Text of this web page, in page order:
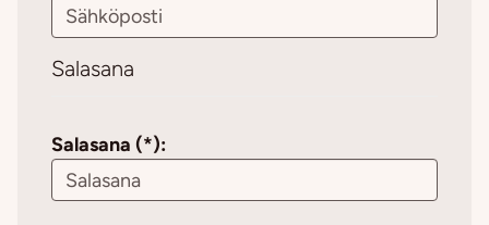
Salasana
Salasana (*):